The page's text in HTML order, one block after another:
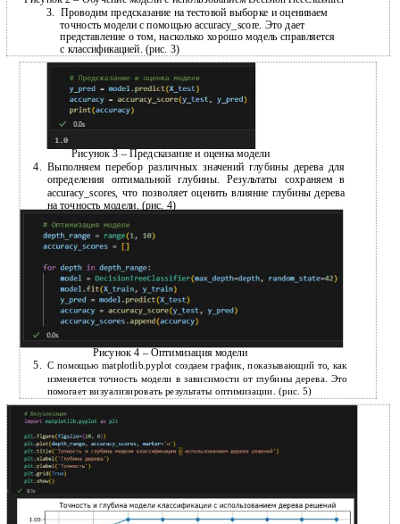
3.
Проводим предсказание на тестовой выборке и оцениваем
точность модели с помощью accuracy_score. Это дает
представление о том, насколько хорошо модель справляется
с классификацией. (рис. 3)
Рисунок 3 – Предсказание и оценка модели
4. Выполняем перебор различных значений глубины дерева для
определения оптимальной глубины. Результаты сохраняем в
accuracy_scores, что позволяет оценить влияние глубины дерева
на точность модели. (рис. 4)
Рисунок 4 – Оптимизация модели
5. С помощью matplotlib.pyplot создаем график, показывающий то, как
изменяется точность модели в зависимости от глубины дерева. Это
помогает визуализировать результаты оптимизации. (рис. 5)